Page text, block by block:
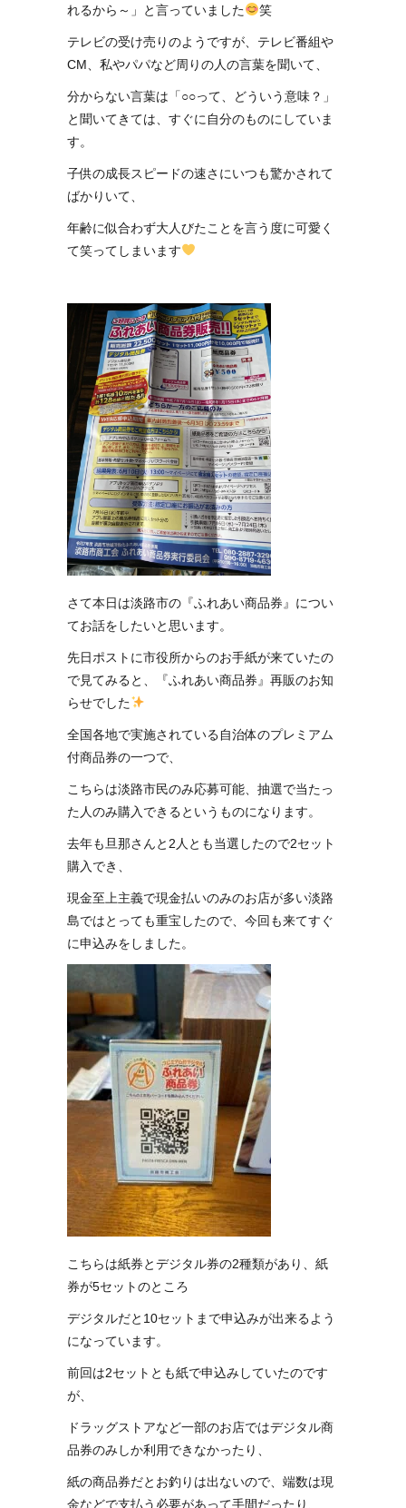
れるから～」と言っていました
笑
テレビの受け売りのようですが、テレビ番組や
CM、私やパパなど周りの人の言葉を聞いて、
分からない言葉は「○○って、どういう意味？」
と聞いてきては、すぐに自分のものにしていま
す。
子供の成長スピードの速さにいつも驚かされて
ばかりいて、
年齢に似合わず大人びたことを言う度に可愛く
て笑ってしまいます
さて本日は淡路市の『ふれあい商品券』につい
てお話をしたいと思います。
先日ポストに市役所からのお手紙が来ていたの
で見てみると、『ふれあい商品券』再販のお知
らせでした
全国各地で実施されている自治体のプレミアム
付商品券の一つで、
こちらは淡路市民のみ応募可能、抽選で当たっ
た人のみ購入できるというものになります。
去年も旦那さんと2人とも当選したので2セット
購入でき、
現金至上主義で現金払いのみのお店が多い淡路
島ではとっても重宝したので、今回も来てすぐ
に申込みをしました。
こちらは紙券とデジタル券の2種類があり、紙
券が5セットのところ
デジタルだと10セットまで申込みが出来るよう
になっています。
前回は2セットとも紙で申込みしていたのです
が、
ドラッグストアなど一部のお店ではデジタル商
品券のみしか利用できなかったり、
紙の商品券だとお釣りは出ないので、端数は現
金などで支払う必要があって手間だったり、